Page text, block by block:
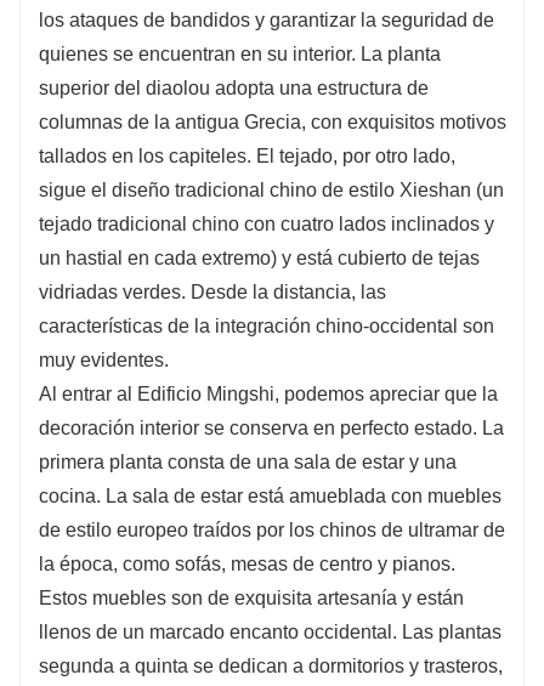
los ataques de bandidos y garantizar la seguridad de
quienes se encuentran en su interior. La planta
superior del diaolou adopta una estructura de
columnas de la antigua Grecia, con exquisitos motivos
tallados en los capiteles. El tejado, por otro lado,
sigue el diseño tradicional chino de estilo Xieshan (un
tejado tradicional chino con cuatro lados inclinados y
un hastial en cada extremo) y está cubierto de tejas
vidriadas verdes. Desde la distancia, las
características de la integración chino-occidental son
muy evidentes.
Al entrar al Edificio Mingshi, podemos apreciar que la
decoración interior se conserva en perfecto estado. La
primera planta consta de una sala de estar y una
cocina. La sala de estar está amueblada con muebles
de estilo europeo traídos por los chinos de ultramar de
la época, como sofás, mesas de centro y pianos.
Estos muebles son de exquisita artesanía y están
llenos de un marcado encanto occidental. Las plantas
segunda a quinta se dedican a dormitorios y trasteros,